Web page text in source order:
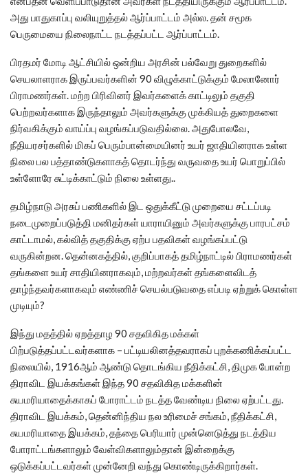
அது பாதுகாப்பு வலியுறுத்தல் ஆர்ப்பாட்டம் அல்ல. தன் சமூக
பெருமையை நிலைநாட்ட நடத்தப்பட்ட ஆர்ப்பாட்டம்.
பிரதமர் மோடி ஆட்சியில் ஒன்றிய அரசின் பல்வேறு துறைகளில்
செயலாளராக இருப்பவர்களின் 90 விழுக்காட்டுக்கும் மேலானோர்
பிராமணர்கள். மற்ற பிரிவினர் இவர்களைக் காட்டிலும் தகுதி
பெற்றவர்களாக இருந்தாலும் அவர்களுக்கு முக்கியத் துறைகளை
நிர்வகிக்கும் வாய்ப்பு வழங்கப்படுவதில்லை. அதுபோலவே,
நீதியரசர்களில் மிகப் பெரும்பான்மையினர் உயர் ஜாதியினராக உள்ள
நிலை பல பத்தாண்டுகளாகத் தொடர்ந்து வருவதை உயர் பொறுப்பில்
உள்ளோரே சுட்டிக்காட்டும் நிலை உள்ளது..
தமிழ்நாடு அரசுப் பணிகளில் இட ஒதுக்கீட்டு முறையை சட்டப்படி
நடைமுறைப்படுத்தி மனிதர்கள் யாராயினும் அவர்களுக்கு பாரபட்சம்
காட்டாமல், கல்வித் தகுதிக்கு ஏற்ப பதவிகள் வழங்கப்பட்டு
வருகின்றன. தென்னகத்தில், குறிப்பாகத் தமிழ்நாட்டில் பிராமணர்கள்
தங்களை உயர் சாதியினராகவும், மற்றவர்கள் தங்களைவிடத்
தாழ்ந்தவர்களாகவும் எண்ணிச் செயல்படுவதை எப்படி ஏற்றுக் கொள்ள
முடியும்?
இந்து மதத்தில் ஏறத்தாழ 90 சதவிகித மக்கள்
பிற்படுத்தப்பட்டவர்களாக – பட்டியலினத்தவராகப் புறக்கணிக்கப்பட்ட
நிலையில், 1916ஆம் ஆண்டு தொடங்கிய நீதிக்கட்சி, திமுக போன்ற
திராவிட இயக்கங்கள் இந்த 90 சதவிகித மக்களின்
சுயமரியாதைக்காகப் போராட்டம் நடத்த வேண்டிய நிலை ஏற்பட்டது.
திராவிட இயக்கம், தென்னிந்திய நல உரிமைச் சங்கம், நீதிக்கட்சி,
சுயமரியாதை இயக்கம், தந்தை பெரியார் முன்னெடுத்து நடத்திய
போராட்டங்களாலும் வேள்விகளாலும்தான் இன்றைக்கு
ஒடுக்கப்பட்டவர்கள் முன்னேறி வந்து கொண்டிருக்கிறார்கள்.